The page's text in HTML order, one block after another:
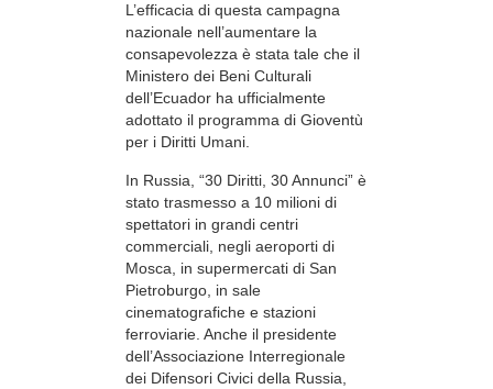
L’efficacia di questa campagna
nazionale nell’aumentare la
consapevolezza è stata tale che il
Ministero dei Beni Culturali
dell’Ecuador ha ufficialmente
adottato il programma di Gioventù
per i Diritti Umani.
In Russia, “30 Diritti, 30 Annunci” è
stato trasmesso a 10 milioni di
spettatori in grandi centri
commerciali, negli aeroporti di
Mosca, in supermercati di San
Pietroburgo, in sale
cinematografiche e stazioni
ferroviarie. Anche il presidente
dell’Associazione Interregionale
dei Difensori Civici della Russia,